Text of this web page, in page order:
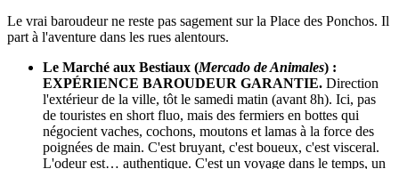
Le vrai baroudeur ne reste pas sagement sur la Place des Ponchos. Il
part à l'aventure dans les rues alentours.
Le Marché aux Bestiaux (Mercado de Animales) :
EXPÉRIENCE BAROUDEUR GARANTIE. Direction
l'extérieur de la ville, tôt le samedi matin (avant 8h). Ici, pas
de touristes en short fluo, mais des fermiers en bottes qui
négocient vaches, cochons, moutons et lamas à la force des
poignées de main. C'est bruyant, c'est boueux, c'est visceral.
L'odeur est… authentique. C'est un voyage dans le temps, un